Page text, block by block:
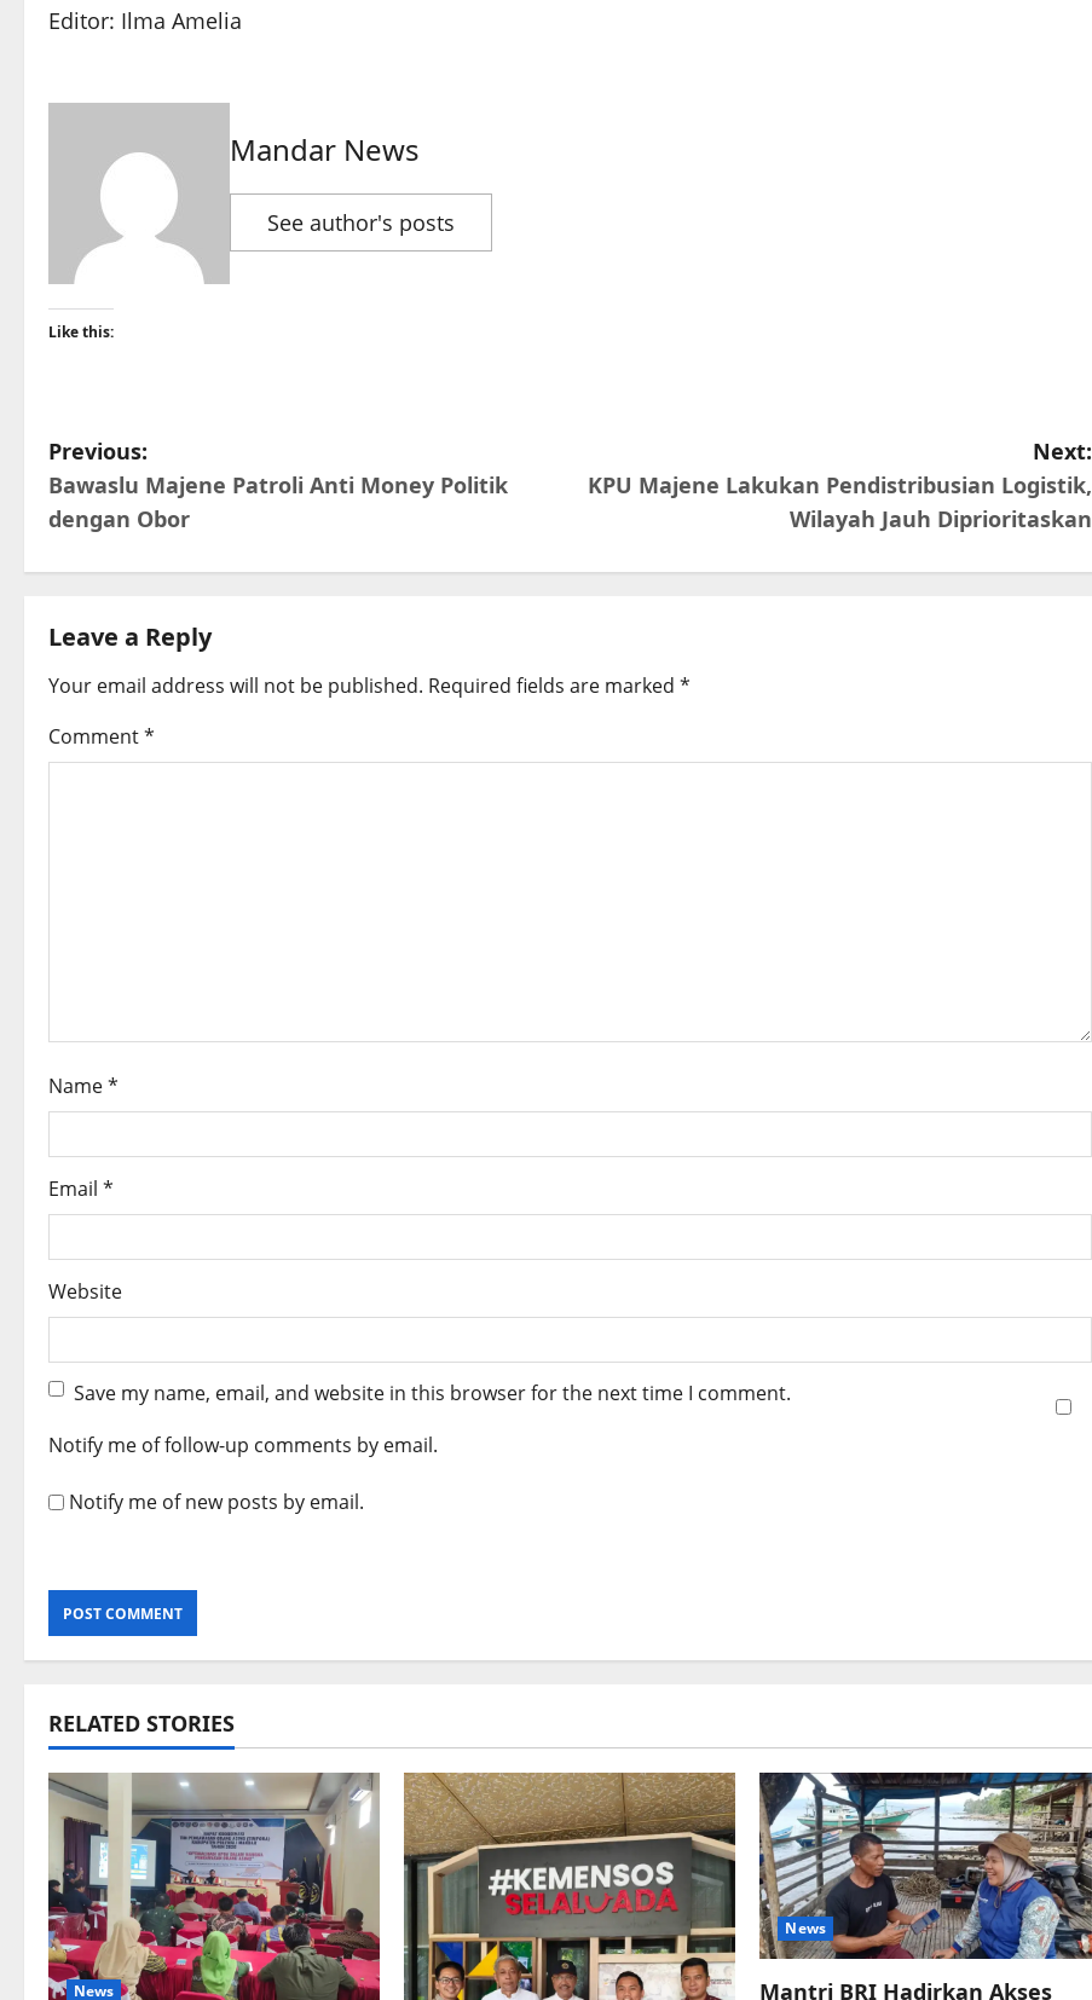
Editor: Ilma Amelia
Mandar News
See author's posts
Like this:
P
o
s
n
v
o
n
Previous:
Bawaslu Majene Patroli Anti Money Politik
dengan Obor
Next:
KPU Majene Lakukan Pendistribusian Logistik,
Wilayah Jauh Diprioritaskan
Leave a Reply
Your email address will not be published. Required fields are marked *
Comment*
Name*
Email *
Website
Save my name, email, and website in this browser for the next time I comment.
Notify me of follow-up comments by email.
Notify me of new posts by email.
RELATED STORIES
News
News
Mantri BRI Hadirkan Akses